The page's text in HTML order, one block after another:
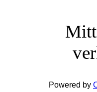
Powered by